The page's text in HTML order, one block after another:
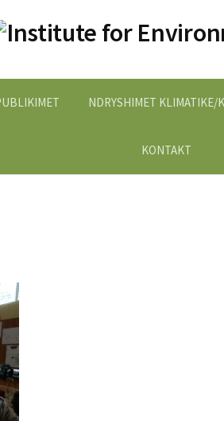
NDRYSHIMET KLIMATIKE/
KONTAKT